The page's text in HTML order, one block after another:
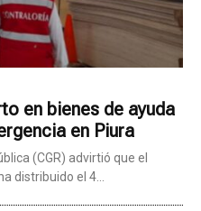
en bienes de ayuda
en Piura
(CGR) advirtió que el
distribuido el 4...